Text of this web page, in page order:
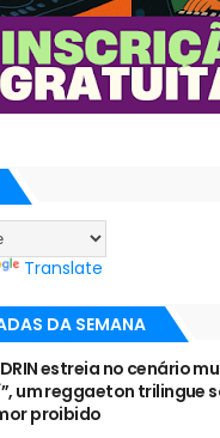
Translate
DA SEMANA
estreia no cenário
um reggaeton trilingue
proibido